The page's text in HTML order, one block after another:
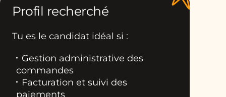
Profil recherché
Tu es le candidat idéal si :
Gestion administrative des
commandes
Facturation et suivi des
paiements